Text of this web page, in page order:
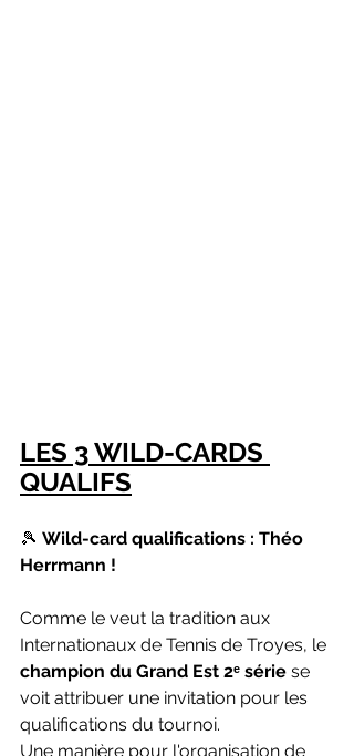
LES 3 WILD-CARDS
QUALIFS
🎾 Wild-card qualifications : Théo
Herrmann !
Comme le veut la tradition aux
Internationaux de Tennis de Troyes, le
champion du Grand Est 2ᵉ série se
voit attribuer une invitation pour les
qualifications du tournoi.
Une manière pour l'organisation de